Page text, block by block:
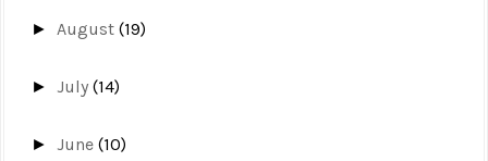
► August(19)
►July(14)
►June(10)